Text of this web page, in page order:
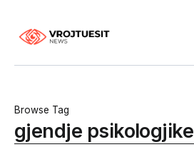
Browse Tag
gjendje psikologjike